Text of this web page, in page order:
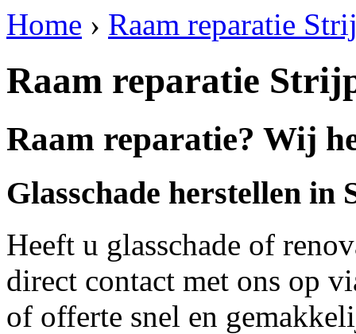
Home › Raam reparatie
Raam reparatie
Raam reparatie? Wij
Glasschade herstellen in
Heeft u glasschade of
direct contact met ons op
of offerte snel en